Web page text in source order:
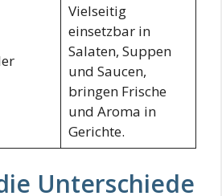
Vielseitig
einsetzbar in
Salaten, Suppen
und Saucen,
bringen Frische
und Aroma in
Gerichte.
Unterschiede